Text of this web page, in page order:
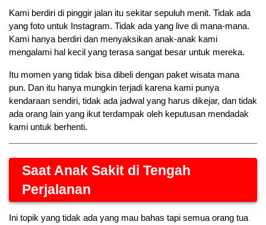
Kami berdiri di pinggir jalan itu sekitar sepuluh menit. Tidak ada
yang foto untuk Instagram. Tidak ada yang live di mana-mana.
Kami hanya berdiri dan menyaksikan anak-anak kami
mengalami hal kecil yang terasa sangat besar untuk mereka.
Itu momen yang tidak bisa dibeli dengan paket wisata mana
pun. Dan itu hanya mungkin terjadi karena kami punya
kendaraan sendiri, tidak ada jadwal yang harus dikejar, dan tidak
ada orang lain yang ikut terdampak oleh keputusan mendadak
kami untuk berhenti.
Saat Anak Sakit di Tengah
Perjalanan
Ini topik yang tidak ada yang mau bahas tapi semua orang tua